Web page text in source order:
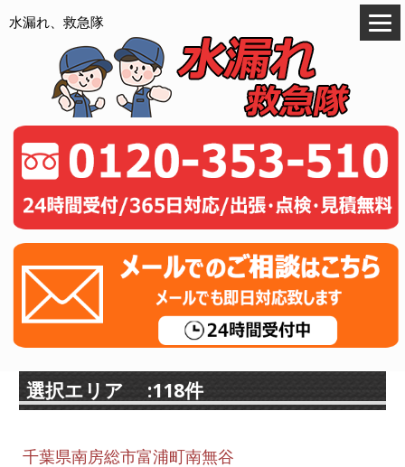
水漏れ、救急隊
選択エリア :118件
千葉県南房総市富浦町南無谷